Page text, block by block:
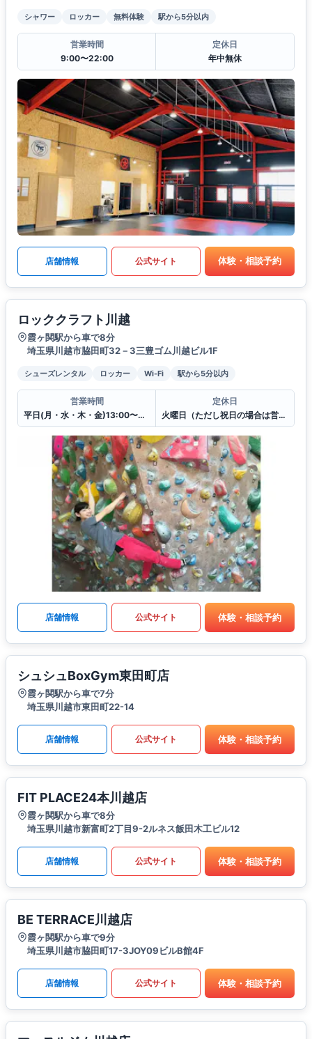
シャワー ロッカー 無料体験 駅から5分以内
営業時間
9:00〜22:00
定休日
年中無休
店舗情報 公式サイト 体験・相談予約
ロッククラフト川越
霞ヶ関駅から車で8分
埼玉県川越市脇田町32－3三豊ゴム川越ビル1F
シューズレンタル ロッカー Wi-Fi 駅から5分以内
営業時間
平日(月・水・木・金)13:00〜22:30
定休日
火曜日（ただし祝日の場合は営業します）
店舗情報 公式サイト 体験・相談予約
シュシュBoxGym東田町店
霞ヶ関駅から車で7分
埼玉県川越市東田町22-14
店舗情報 公式サイト 体験・相談予約
FIT PLACE24本川越店
霞ヶ関駅から車で8分
埼玉県川越市新富町2丁目9-2ルネス飯田木工ビル12
店舗情報 公式サイト 体験・相談予約
BE TERRACE川越店
霞ヶ関駅から車で9分
埼玉県川越市脇田町17-3JOY09ビルB館4F
店舗情報 公式サイト 体験・相談予約